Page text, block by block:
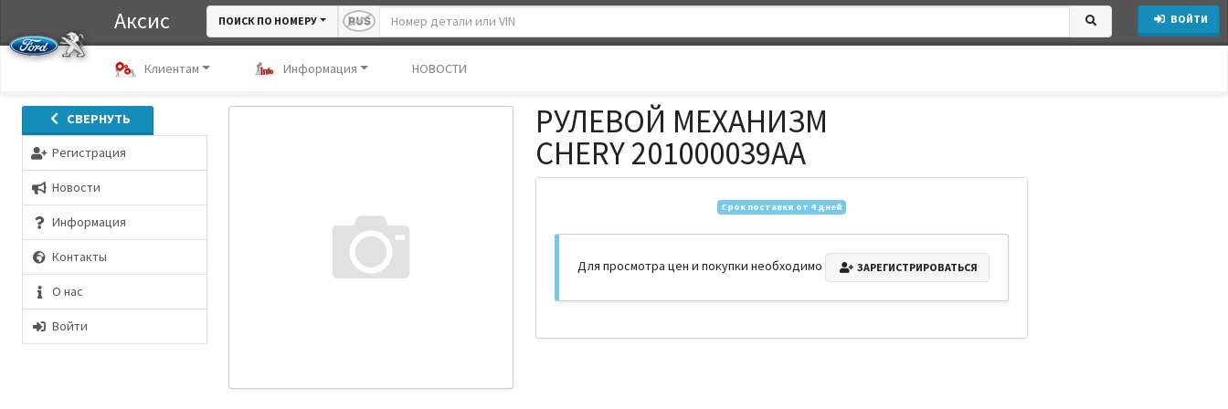
Аксис ПОИСК ПО НОМЕРУ ВОЙТИ
Клиентам Информация НОВОСТИ
СВЕРНУТЬ
Регистрация
Новости
Информация
Контакты
О нас
Войти
РУЛЕВОЙ МЕХАНИЗМ
CHERY 201000039AA
Срок поставки от 4 дней
Для просмотра цен и покупки необходимо ЗАРЕГИСТРИРОВАТЬСЯ